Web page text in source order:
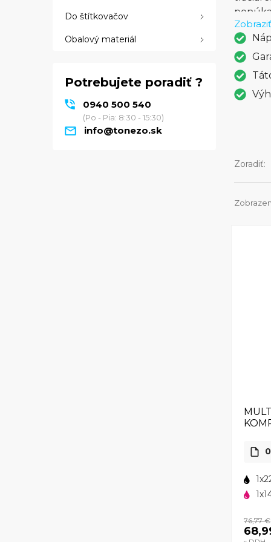
Do štítkovačov
Obalový materiál
Potrebujete poradiť ?
0940 500 540
(Po - Pia: 8:30 - 15:30)
info@tonezo.sk
aj
nad
Zoradiť:
76,77 €